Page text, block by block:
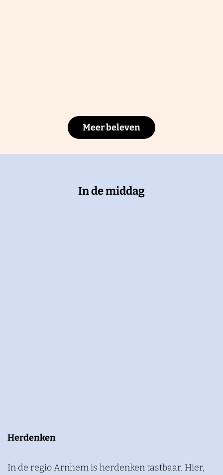
Meer beleven
In de middag
Herdenken
In de regio Arnhem is herdenken tastbaar. Hier,